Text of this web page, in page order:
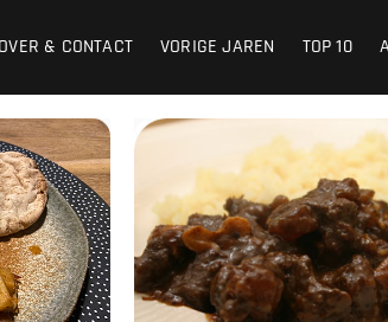
OVER & CONTACT VORIGE JAREN TOP 10